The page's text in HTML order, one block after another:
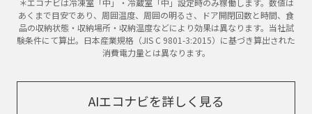
＊エコナビは冷凍室「中」・冷蔵室「中」設定時のみ稼働します。数値は
あくまで目安であり、周囲温度、周囲の明るさ、ドア開閉回数と時間、食
品の収納状態・収納場所・収納温度などにより効果は異なります。当社試
験条件にて算出。日本産業規格（JIS C 9801-3:2015）に基づき算出された
消費電力量とは異なります。
AIエコナビを詳しく見る​